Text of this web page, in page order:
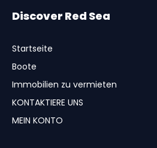
Discover Red Sea
Startseite
Boote
Immobilien zu vermieten
KONTAKTIERE UNS
MEIN KONTO